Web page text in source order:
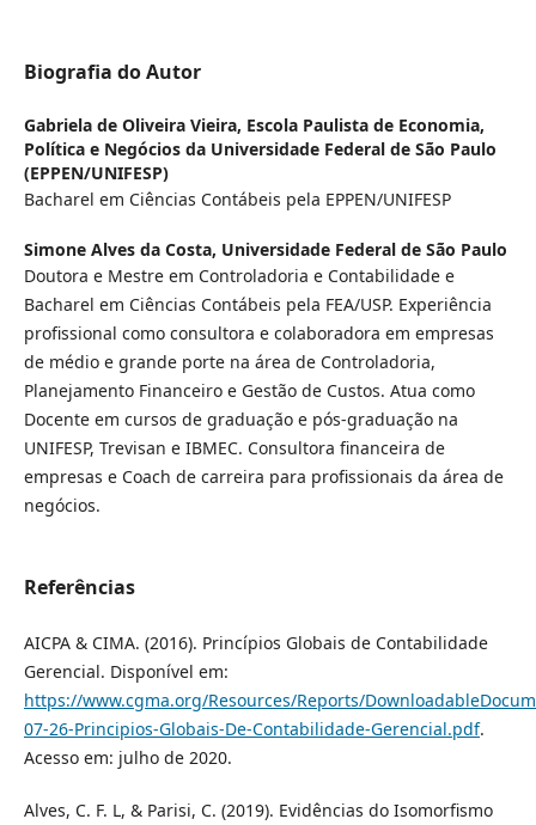
Biografia do Autor
Gabriela de Oliveira Vieira, Escola Paulista de Economia,
Política e Negócios da Universidade Federal de São Paulo
(EPPEN/UNIFESP)
Bacharel em Ciências Contábeis pela EPPEN/UNIFESP
Simone Alves da Costa, Universidade Federal de São Paulo
Doutora e Mestre em Controladoria e Contabilidade e
Bacharel em Ciências Contábeis pela FEA/USP. Experiência
profissional como consultora e colaboradora em empresas
de médio e grande porte na área de Controladoria,
Planejamento Financeiro e Gestão de Custos. Atua como
Docente em cursos de graduação e pós-graduação na
UNIFESP, Trevisan e IBMEC. Consultora financeira de
empresas e Coach de carreira para profissionais da área de
negócios.
Referências
AICPA & CIMA. (2016). Princípios Globais de Contabilidade
Gerencial. Disponível em:
https://www.cgma.org/Resources/Reports/
07-26-Principios-Globais-De-Contabilidade-Gerencial.pdf.
Acesso em: julho de 2020.
Alves, C. F. L, & Parisi, C. (2019). Evidências do Isomorfismo